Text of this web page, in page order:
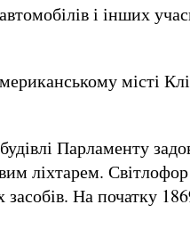
і інших
місті
Парламенту
ліхтарем.
На початку